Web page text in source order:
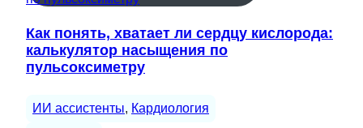
Как понять, хватает ли сердцу кислорода:
калькулятор насыщения по
пульсоксиметру
ИИ ассистенты, Кардиология